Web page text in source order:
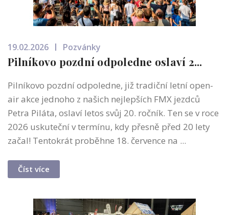
19.02.2026 Pozvánky
Pilníkovo pozdní odpoledne oslaví 2...
Pilníkovo pozdní odpoledne, již tradiční letní open-
air akce jednoho z našich nejlepších FMX jezdců
Petra Piláta, oslaví letos svůj 20. ročník. Ten se v roce
2026 uskuteční v termínu, kdy přesně před 20 lety
začal! Tentokrát proběhne 18. července na ...
Číst více